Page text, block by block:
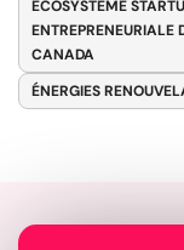
ÉCOSYSTÈME
ENTREPRENEURIALE
CANADA
ÉNERGIES